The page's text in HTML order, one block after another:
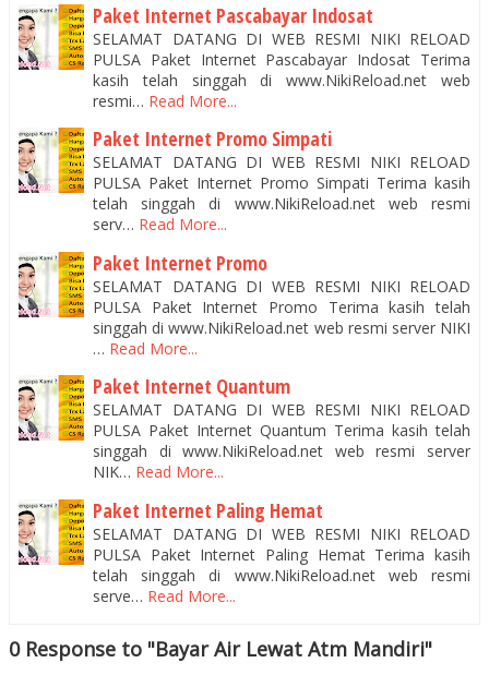
Paket Internet Pascabayar Indosat
SELAMAT DATANG DI WEB RESMI NIKI RELOAD
PULSA Paket Internet Pascabayar Indosat Terima
kasih telah singgah di www.NikiReload.net web
resmi… Read More...
Paket Internet Promo Simpati
SELAMAT DATANG DI WEB RESMI NIKI RELOAD
PULSA Paket Internet Promo Simpati Terima kasih
telah singgah di www.NikiReload.net web resmi
serv… Read More...
Paket Internet Promo
SELAMAT DATANG DI WEB RESMI NIKI RELOAD
PULSA Paket Internet Promo Terima kasih telah
singgah di www.NikiReload.net web resmi server NIKI
… Read More...
Paket Internet Quantum
SELAMAT DATANG DI WEB RESMI NIKI RELOAD
PULSA Paket Internet Quantum Terima kasih telah
singgah di www.NikiReload.net web resmi server
NIK… Read More...
Paket Internet Paling Hemat
SELAMAT DATANG DI WEB RESMI NIKI RELOAD
PULSA Paket Internet Paling Hemat Terima kasih
telah singgah di www.NikiReload.net web resmi
serve… Read More...
0 Response to "Bayar Air Lewat Atm Mandiri"